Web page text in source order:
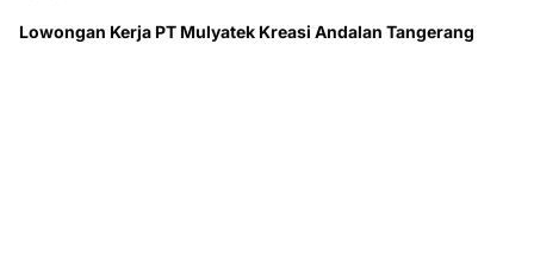
Lowongan Kerja PT Mulyatek Kreasi Andalan Tangerang